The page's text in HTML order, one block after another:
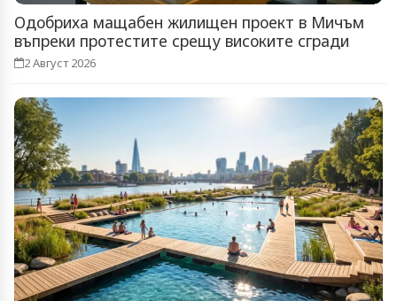
Одобриха мащабен жилищен проект в Мичъм
въпреки протестите срещу високите сгради
2 Август 2026